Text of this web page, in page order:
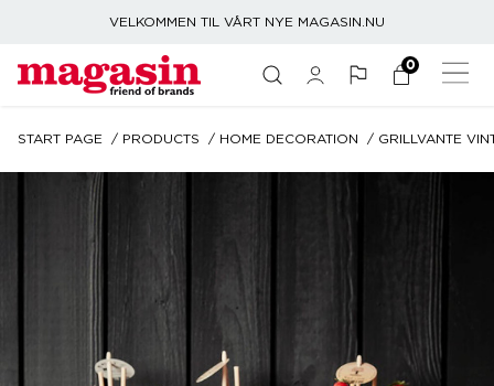
VELKOMMEN TIL VÅRT NYE MAGASIN.NU
0
START PAGE PRODUCTS HOME DECORATION GRILLVANTE